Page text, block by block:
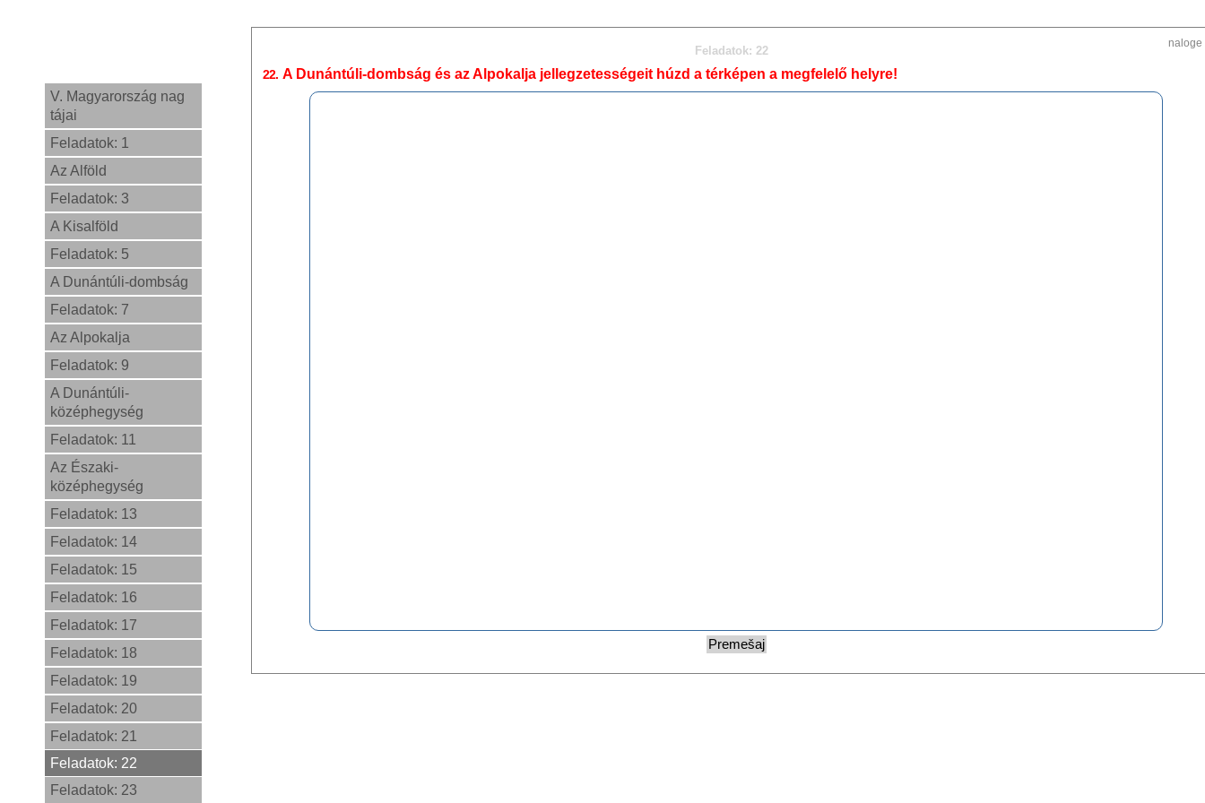
V. Magyarország nag
tájai
Feladatok: 1
Az Alföld
Feladatok: 3
A Kisalföld
Feladatok: 5
A Dunántúli-dombság
Feladatok: 7
Az Alpokalja
Feladatok: 9
A Dunántúli-
középhegység
Feladatok: 11
Az Északi-
középhegység
Feladatok: 13
Feladatok: 14
Feladatok: 15
Feladatok: 16
Feladatok: 17
Feladatok: 18
Feladatok: 19
Feladatok: 20
Feladatok: 21
Feladatok: 22
Feladatok: 23
naloge
Feladatok: 22
22. A Dunántúli-dombság és az Alpokalja jellegzetességeit húzd a térképen a megfelelő helyre!